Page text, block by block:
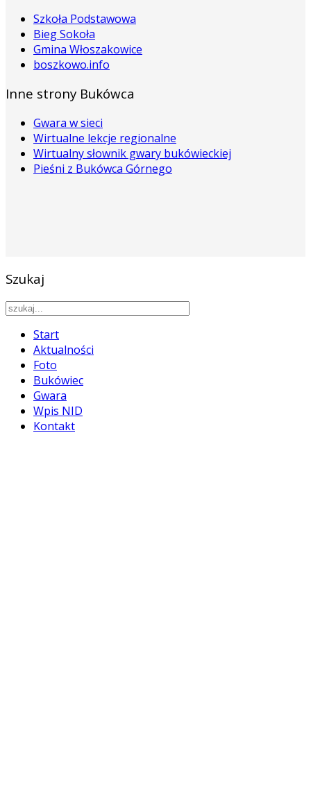
Szkoła Podstawowa
Bieg Sokoła
Gmina Włoszakowice
boszkowo.info
Inne strony Bukówca
Gwara w sieci
Wirtualne lekcje regionalne
Wirtualny słownik gwary bukówieckiej
Pieśni z Bukówca Górnego
Szukaj
Start
Aktualności
Foto
Bukówiec
Gwara
Wpis NID
Kontakt